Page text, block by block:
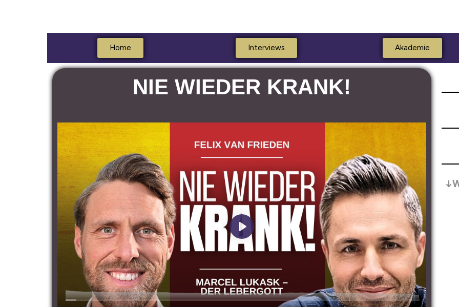
Home Interviews Akademie
NIE WIEDER KRANK!